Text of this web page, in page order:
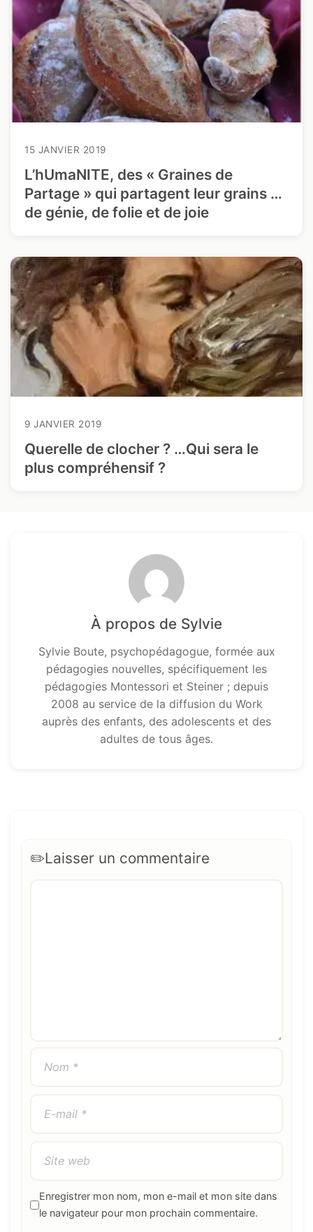
15 JANVIER 2019
L’hUmaNITE, des « Graines de
Partage » qui partagent leur grains …
de génie, de folie et de joie
9 JANVIER 2019
Querelle de clocher ? …Qui sera le
plus compréhensif ?
À propos de Sylvie
Sylvie Boute, psychopédagogue, formée aux
pédagogies nouvelles, spécifiquement les
pédagogies Montessori et Steiner ; depuis
2008 au service de la diffusion du Work
auprès des enfants, des adolescents et des
adultes de tous âges.
Laisser un commentaire
Enregistrer mon nom, mon e-mail et mon site dans
le navigateur pour mon prochain commentaire.